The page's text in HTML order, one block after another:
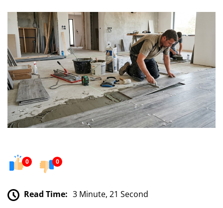
0 0
Read Time: 3 Minute, 21 Second